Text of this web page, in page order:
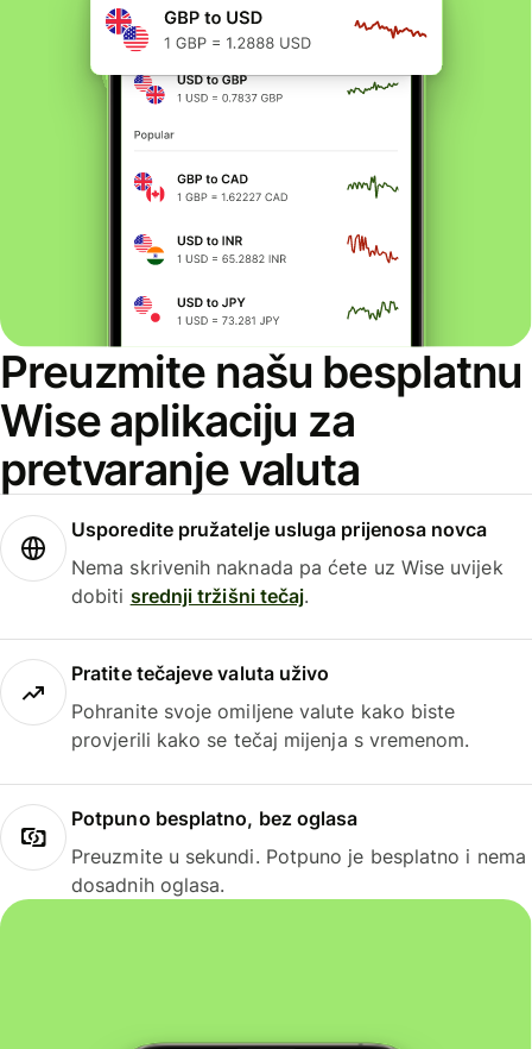
Preuzmite našu besplatnu
Wise aplikaciju za
pretvaranje valuta
Usporedite pružatelje usluga prijenosa novca
Nema skrivenih naknada pa ćete uz Wise uvijek
dobiti srednji tržišni tečaj.
Pratite tečajeve valuta uživo
Pohranite svoje omiljene valute kako biste
provjerili kako se tečaj mijenja s vremenom.
Potpuno besplatno, bez oglasa
Preuzmite u sekundi. Potpuno je besplatno i nema
dosadnih oglasa.